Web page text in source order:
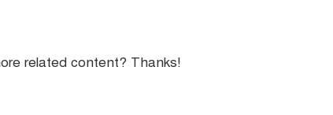
related content? Thanks!